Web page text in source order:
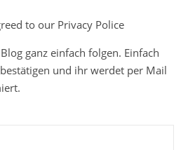
to our Privacy Police
ganz einfach folgen. Einfach
und ihr werdet per Mail